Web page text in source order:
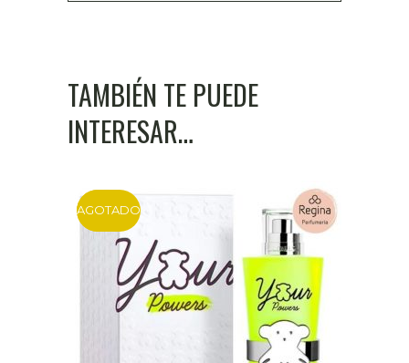
TAMBIÉN TE PUEDE
INTERESAR…
DTO
AGOTADO